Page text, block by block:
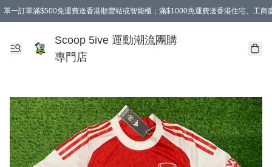
單一訂單滿$500免運費送香港順豐站或智能櫃；滿$1000免運費送香港住宅、工商
Scoop 5ive 運動潮流團購
專門店